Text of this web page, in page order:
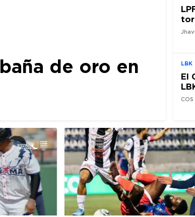
de oro en
LBK
El
COS